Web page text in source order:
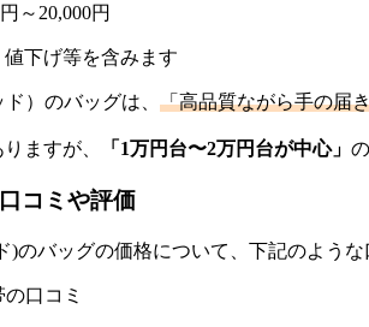
～20,000円
下げ等を含みます
）のバッグは、 「高品質ながら手の届
ますが、 「1万円台〜2万円台が中心」
コミや評価
)のバッグの価格について、下記のよう
口コミ